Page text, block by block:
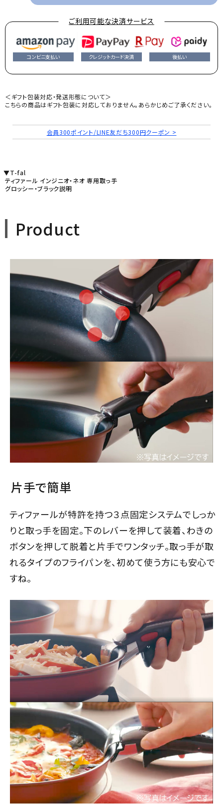
ご利用可能な決済サービス
コンビニ支払い クレジットカード決済 後払い
＜ギフト包装対応・発送形態について＞
こちらの商品はギフト包装に対応しておりません。あらかじめご了承ください。
会員300ポイント/LINE友だち300円クーポン >
▼T-fal
ティファール インジニオ・ネオ 専用取っ手
グロッシー・ブラック説明
Product
片手で簡単
ティファールが特許を持つ３点固定システムでしっか
りと取っ手を固定。下のレバーを押して装着、わきの
ボタンを押して脱着と片手でワンタッチ。取っ手が取
れるタイプのフライパンを、初めて使う方にも安心で
すね。